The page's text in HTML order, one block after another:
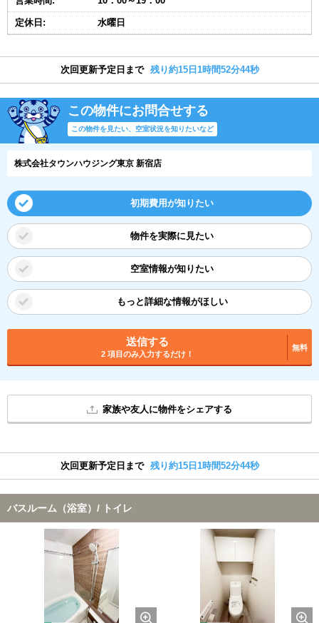
定休日: 水曜日
次回更新予定日まで 残り約15日1時間52分43秒
この物件にお問合せする
この物件を見たい、空室状況を知りたいなど
株式会社タウンハウジング東京 新宿店
初期費用が知りたい
物件を実際に見たい
空室情報が知りたい
もっと詳細な情報がほしい
送信する
2 項目のみ入力するだけ！
無料
家族や友人に物件をシェアする
次回更新予定日まで 残り約15日1時間52分43秒
バスルーム（浴室）/ トイレ